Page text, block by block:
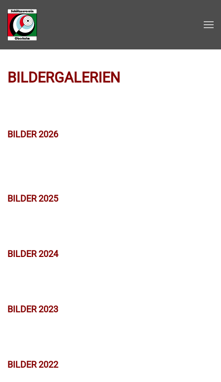
Zum Hauptinhalt springen
BILDERGALERIEN
BILDER 2026
BILDER 2025
BILDER 2024
BILDER 2023
BILDER 2022